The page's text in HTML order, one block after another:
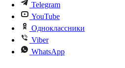
Telegram
YouTube
Одноклассники
Viber
WhatsApp